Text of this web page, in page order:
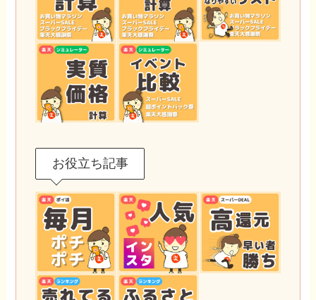
お役立ち記事